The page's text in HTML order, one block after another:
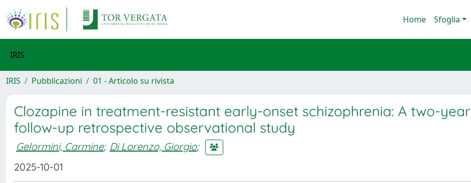
Home Sfoglia
IRIS
IRIS Pubblicazioni 01 - Articolo su rivista
Clozapine in treatment-resistant early-onset schizophrenia: A two-year
follow-up retrospective observational study
Gelormini, Carmine; Di Lorenzo, Giorgio;
2025-10-01